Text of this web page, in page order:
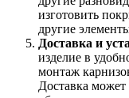
изготовить
другие
Доставка и
изделие в
монтаж
Доставка может